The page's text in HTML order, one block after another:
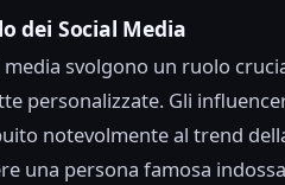
dei Social Media
svolgono un ruolo
personalizzate. Gli
notevolmente al trend
una persona famosa